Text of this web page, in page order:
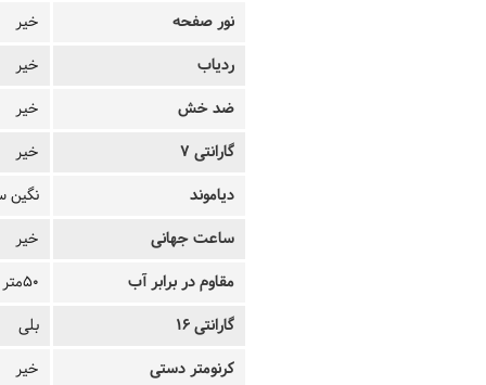
نور صفحه
خیر
ردیاب
خیر
ضد خش
خیر
گارانتی 7
خیر
دیاموند
نگین
ساعت جهانی
خیر
مقاوم در برابر آب
50متر
گارانتی 16
بلی
کرنومتر دستی
خیر